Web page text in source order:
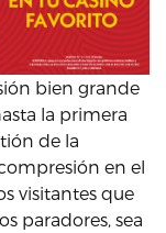
bien grande
la primera
de la
en el
visitantes que
paradores, sea